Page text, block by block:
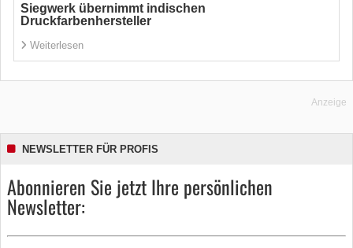
Siegwerk übernimmt indischen
Druckfarbenhersteller
Weiterlesen
Anzeige
NEWSLETTER FÜR PROFIS
Abonnieren Sie jetzt Ihre persönlichen
Newsletter: